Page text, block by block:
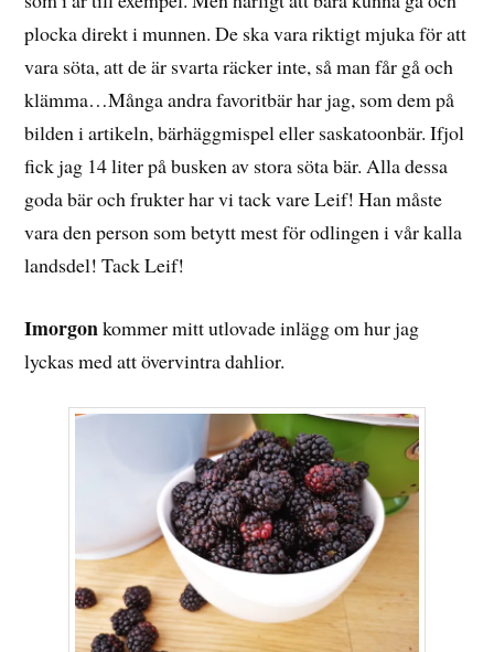
plocka direkt i munnen. De ska vara riktigt mjuka för att
vara söta, att de är svarta räcker inte, så man får gå och
klämma…Många andra favoritbär har jag, som dem på
bilden i artikeln, bärhäggmispel eller saskatoonbär. Ifjol
fick jag 14 liter på busken av stora söta bär. Alla dessa
goda bär och frukter har vi tack vare Leif! Han måste
vara den person som betytt mest för odlingen i vår kalla
landsdel! Tack Leif!
Imorgonkommer mitt utlovade inlägg om hur jag
lyckas med att övervintra dahlior.